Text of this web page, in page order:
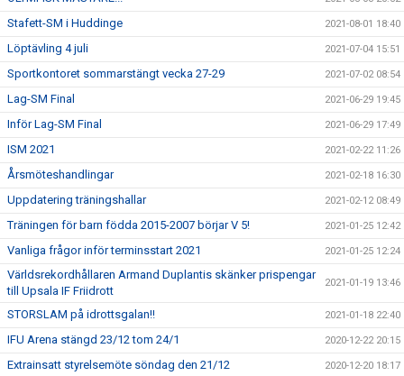
Stafett-SM i Huddinge 2021-08-01 18:40
Löptävling 4 juli 2021-07-04 15:51
Sportkontoret sommarstängt vecka 27-29 2021-07-02 08:54
Lag-SM Final 2021-06-29 19:45
Inför Lag-SM Final 2021-06-29 17:49
ISM 2021 2021-02-22 11:26
Årsmöteshandlingar 2021-02-18 16:30
Uppdatering träningshallar 2021-02-12 08:49
Träningen för barn födda 2015-2007 börjar V 5! 2021-01-25 12:42
Vanliga frågor inför terminsstart 2021 2021-01-25 12:24
Världsrekordhållaren Armand Duplantis skänker prispengar
till Upsala IF Friidrott
2021-01-19 13:46
STORSLAM på idrottsgalan!! 2021-01-18 22:40
IFU Arena stängd 23/12 tom 24/1 2020-12-22 20:15
Extrainsatt styrelsemöte söndag den 21/12 2020-12-20 18:17